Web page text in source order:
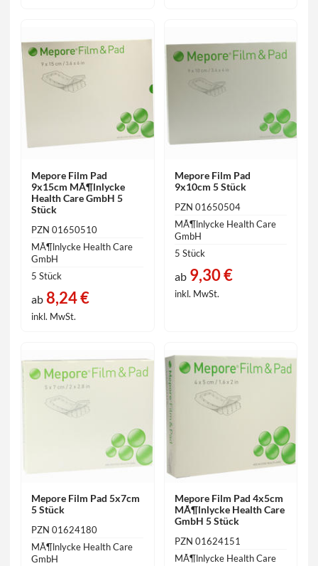
Mepore Film Pad
9x15cm MÃ¶lnlycke
Health Care GmbH 5
Stück
PZN 01650510
MÃ¶lnlycke Health Care
GmbH
5 Stück
ab 8,24 €
inkl. MwSt.
Mepore Film Pad
9x10cm 5 Stück
PZN 01650504
MÃ¶lnlycke Health Care
GmbH
5 Stück
ab9,30 €
inkl. MwSt.
Mepore Film Pad 5x7cm
5 Stück
PZN 01624180
MÃ¶lnlycke Health Care
GmbH
Mepore Film Pad 4x5cm
MÃ¶lnlycke Health Care
GmbH 5 Stück
PZN 01624151
MÃ¶lnlycke Health Care